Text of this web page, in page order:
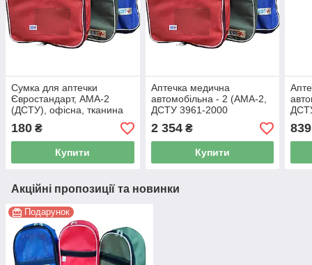
Сумка для аптечки
Євростандарт, АМА-2
(ДСТУ), офісна, тканина
180 ₴
Купити
Аптечка медична
автомобільна - 2 (АМА-2,
ДСТУ 3961-2000
изменения №2) КФТ
2 354₴
Купити
Акційні пропозиції та новинки
Подарунок